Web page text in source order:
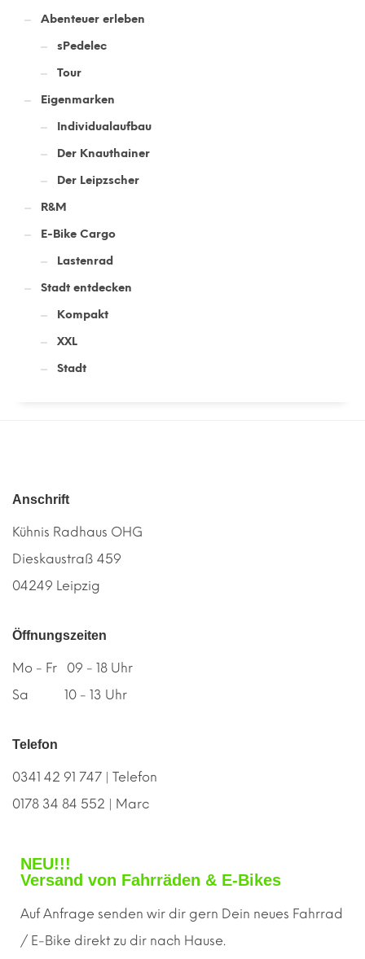
Abenteuer erleben
sPedelec
Tour
Eigenmarken
Individualaufbau
Der Knauthainer
Der Leipzscher
R&M
E-Bike Cargo
Lastenrad
Stadt entdecken
Kompakt
XXL
Stadt
Anschrift
Kühnis Radhaus OHG
Dieskaustraß 459
04249 Leipzig
Öffnungszeiten
Mo - Fr 09 - 18 Uhr
Sa 10 - 13 Uhr
Telefon
0341 42 91 747 | Telefon
0178 34 84 552 | Marc
NEU!!!
Versand von Fahrräden & E-Bikes
Auf Anfrage senden wir dir gern Dein neues Fahrrad
/ E-Bike direkt zu dir nach Hause.